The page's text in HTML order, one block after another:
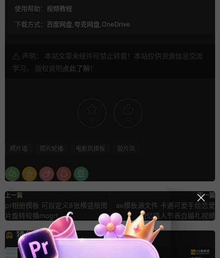
使用帮助： 视频教程
下载方式： 百度网盘,夸克网盘,OneDrive
声明： 本站文章未经许可禁止转载！本站仅供资源信息交流
学习， 版权说明点此了解 ！
照片墙 照片轮播 电影风模板 胶片风
上一篇
pr相册模板 可自定义8张横竖版图
片旋转轮播mogrt
下一篇
ae模板源文件 卡通可爱手绘恋爱
回忆情人节表白婚礼视频
猜你喜欢